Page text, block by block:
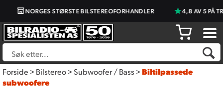
NORGES STØRSTE BILSTEREOFORHANDLER 4,8 AV 5 PÅ
Forside>Bilstereo>Subwoofer / Bass>Biltilpassede
subwoofere